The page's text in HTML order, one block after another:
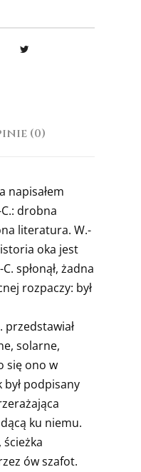
(0)
napisałem
drobna
literatura. W.-
oka jest
spłonął, żadna
rozpaczy: był
przedstawiał
solarne,
się ono w
podpisany
ku niemu.
ów szafot.